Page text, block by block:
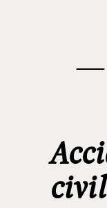
—
civil